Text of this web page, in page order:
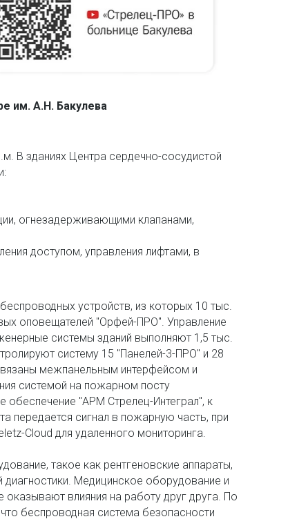
им. А.Н. Бакулева
В зданиях Центра сердечно-сосудистой
огнезадерживающими клапанами,
доступом, управления лифтами, в
устройств, из которых 10 тыс.
оповещателей "Орфей-ПРО". Управление
системы зданий выполняют 1,5 тыс.
систему 15 "Панелей-3-ПРО" и 28
межпанельным интерфейсом и
системой на пожарном посту
обеспечение "АРМ Стрелец-Интеграл", к
передается сигнал в пожарную часть, при
Cloud для удаленного мониторинга.
такое как рентгеновские аппараты,
Медицинское оборудование и
влияния на работу друг друга. По
беспроводная система безопасности